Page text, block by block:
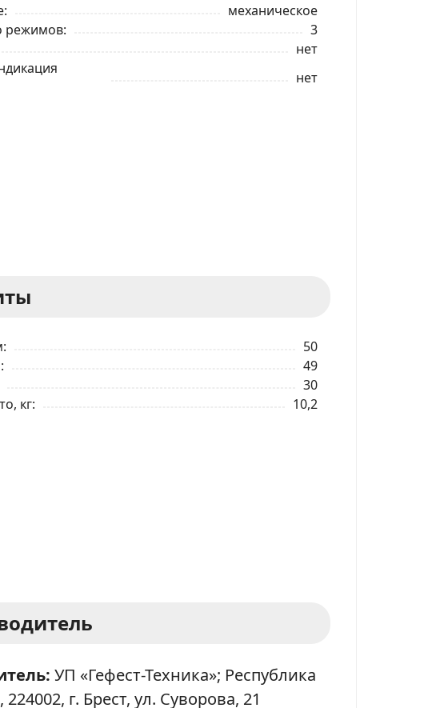
механическое
режимов
3
нет
нет
50
49
30
кг
10,2
УП «Гефест-Техника»; Республика
224002, г. Брест, ул. Суворова, 21